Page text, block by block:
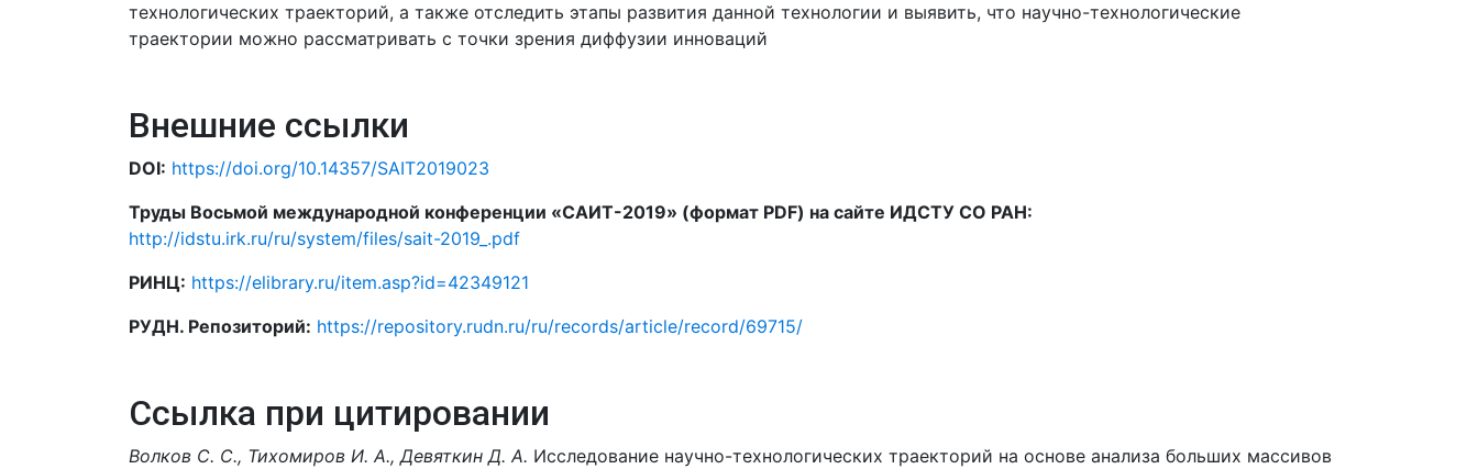
технологических траекторий, а также отследить этапы развития данной технологии и выявить, что научно-технологические
траектории можно рассматривать с точки зрения диффузии инноваций
Внешние ссылки
DOI: https://doi.org/10.14357/SAIT2019023
Труды Восьмой международной конференции «САИТ-2019» (формат PDF) на сайте ИДСТУ СО РАН:
http://idstu.irk.ru/ru/system/files/sait-2019_.pdf
РИНЦ: https://elibrary.ru/item.asp?id=42349121
РУДН. Репозиторий: https://repository.rudn.ru/ru/records/article/record/69715/
Ссылка при цитировании
Волков С. С., Тихомиров И. А., Девяткин Д. А. Исследование научно-технологических траекторий на основе анализа больших массивов